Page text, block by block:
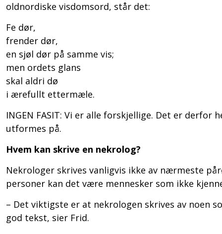
oldnordiske visdomsord, står det:
Fe dør,
frender dør,
en sjøl dør på samme vis;
men ordets glans
skal aldri dø
i ærefullt ettermæle.
INGEN FASIT: Vi er alle forskjellige. Det er
utformes på.
Hvem kan skrive en nekrolog?
Nekrologer skrives vanligvis ikke av nærmeste
personer kan det være mennesker som ikke
– Det viktigste er at nekrologen skrives av noen
god tekst, sier Frid.